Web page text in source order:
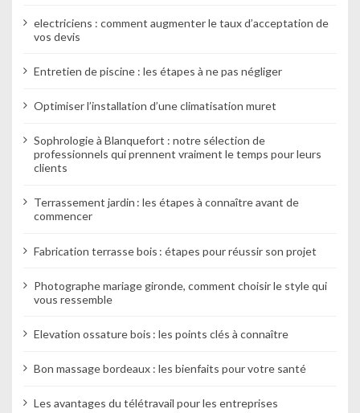
e
electriciens : comment augmenter le taux d’acceptation de
vos devis
Entretien de piscine : les étapes à ne pas négliger
Optimiser l’installation d’une climatisation muret
Sophrologie à Blanquefort : notre sélection de
professionnels qui prennent vraiment le temps pour leurs
clients
Terrassement jardin : les étapes à connaître avant de
commencer
Fabrication terrasse bois : étapes pour réussir son projet
Photographe mariage gironde, comment choisir le style qui
vous ressemble
Elevation ossature bois : les points clés à connaître
Bon massage bordeaux : les bienfaits pour votre santé
Les avantages du télétravail pour les entreprises